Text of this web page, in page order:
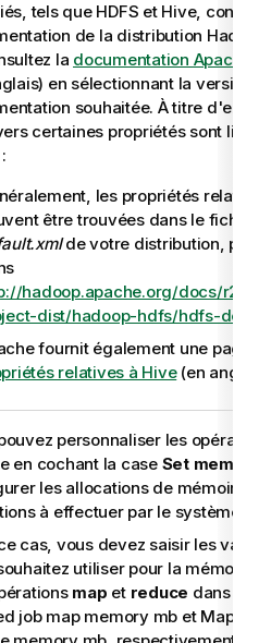
tels que HDFS et Hive,
de la distribution
la documentation Apache
en sélectionnant la version
souhaitée. À titre
certaines propriétés sont
les propriétés relatives
être trouvées dans le fichier
de votre distribution, par
hadoop.apache.org/docs/
dist/hadoop-hdfs/hdfs-
fournit également une page
relatives à Hive(en
personnaliser les
en cochant la case Set memory
les allocations de mémoire
à effectuer par le système
cas, vous devez saisir les
utiliser pour la mémoire
map et reduce dans les
job map memory mb et Mapred